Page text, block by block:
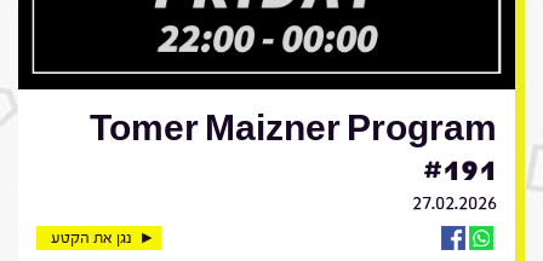
Tomer Maizner Program
#191
27.02.2026
נגן את הקטע